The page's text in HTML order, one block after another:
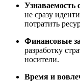
Узнаваемость
не сразу
потратить
Финансовые
разработку
носители.
Время и